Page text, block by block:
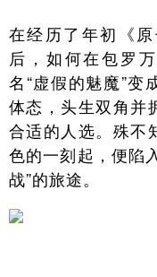
在经历了年初《
后，如何在包罗
名“虚假的魅魔”变
体态，头生双角并
合适的人选。殊不
色的一刻起，便陷
战”的旅途。